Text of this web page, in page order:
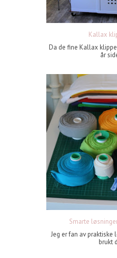
Kallax
Da de fine Kallax
år
Smarte
Jeg er fan av praktiske
brukt